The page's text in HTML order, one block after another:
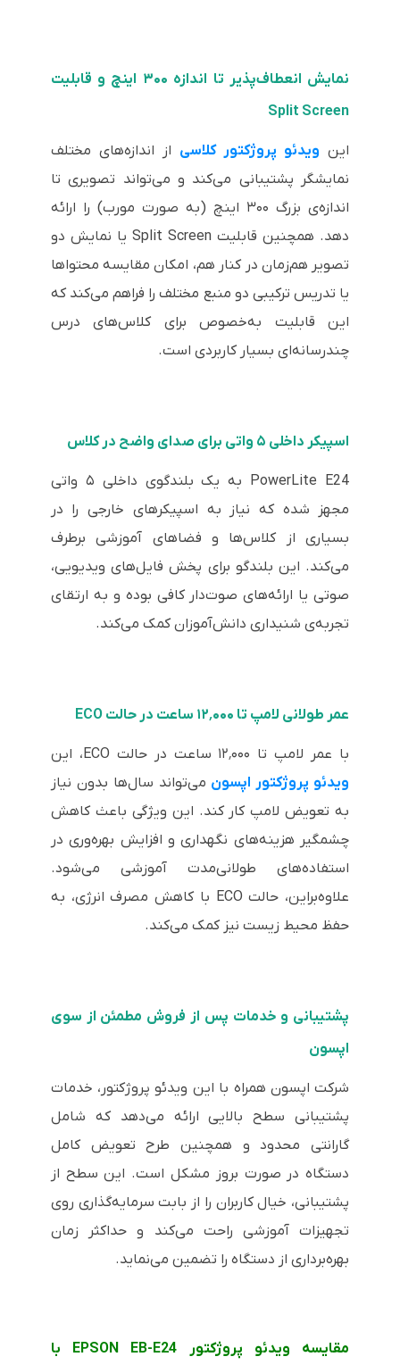
نمایش انعطاف‌پذیر تا اندازه ۳۰۰ اینچ و قابلیت
Split Screen
این ویدئو پروژکتور کلاسی از اندازه‌های مختلف
نمایشگر پشتیبانی می‌کند و می‌تواند تصویری تا
اندازه‌ی بزرگ ۳۰۰ اینچ (به صورت مورب) را ارائه
دهد. همچنین قابلیت Split Screen یا نمایش دو
تصویر هم‌زمان در کنار هم، امکان مقایسه محتواها
یا تدریس ترکیبی دو منبع مختلف را فراهم می‌کند که
این قابلیت به‌خصوص برای کلاس‌های درس
چندرسانه‌ای بسیار کاربردی است.
اسپیکر داخلی ۵ واتی برای صدای واضح در کلاس
PowerLite E24 به یک بلندگوی داخلی ۵ واتی
مجهز شده که نیاز به اسپیکرهای خارجی را در
بسیاری از کلاس‌ها و فضاهای آموزشی برطرف
می‌کند. این بلندگو برای پخش فایل‌های ویدیویی،
صوتی یا ارائه‌های صوت‌دار کافی بوده و به ارتقای
تجربه‌ی شنیداری دانش‌آموزان کمک می‌کند.
عمر طولانی لامپ تا ۱۲٬۰۰۰ ساعت در حالت ECO
با عمر لامپ تا ۱۲٬۰۰۰ ساعت در حالت ECO، این
ویدئو پروژکتور اپسون می‌تواند سال‌ها بدون نیاز
به تعویض لامپ کار کند. این ویژگی باعث کاهش
چشمگیر هزینه‌های نگهداری و افزایش بهره‌وری در
استفاده‌های طولانی‌مدت آموزشی می‌شود.
علاوه‌بر‌این، حالت ECO با کاهش مصرف انرژی، به
حفظ محیط زیست نیز کمک می‌کند.
پشتیبانی و خدمات پس از فروش مطمئن از سوی
اپسون
شرکت اپسون همراه با این ویدئو پروژکتور، خدمات
پشتیبانی سطح بالایی ارائه می‌دهد که شامل
گارانتی محدود و همچنین طرح تعویض کامل
دستگاه در صورت بروز مشکل است. این سطح از
پشتیبانی، خیال کاربران را از بابت سرمایه‌گذاری روی
تجهیزات آموزشی راحت می‌کند و حداکثر زمان
بهره‌برداری از دستگاه را تضمین می‌نماید.
مقایسه ویدئو پروژکتور EPSON EB-E24 با